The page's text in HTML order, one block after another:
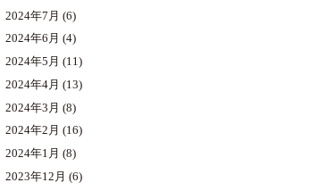
2024年7月 (6)
2024年6月 (4)
2024年5月 (11)
2024年4月 (13)
2024年3月 (8)
2024年2月 (16)
2024年1月 (8)
2023年12月 (6)